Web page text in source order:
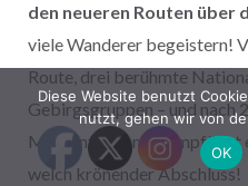
den neueren Routen über
viele Wanderer begeistern!
Route, drei berühmte
Gebirgsgruppen – und nach
Massentourismus empfängt
welch krönender Abschluss!
Diese Website benutzt
nutzt, gehen wir von
OK